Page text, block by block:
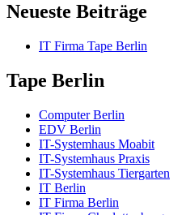
Neueste Beiträge
IT Firma Tape Berlin
Tape Berlin
Computer Berlin
EDV Berlin
IT-Systemhaus Moabit
IT-Systemhaus Praxis
IT-Systemhaus Tiergarten
IT Berlin
IT Firma Berlin